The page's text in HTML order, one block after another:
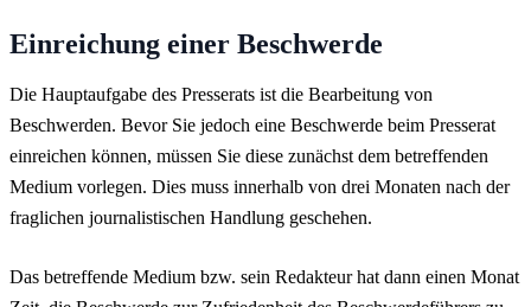
Einreichung einer Beschwerde
Die Hauptaufgabe des Presserats ist die Bearbeitung von
Beschwerden. Bevor Sie jedoch eine Beschwerde beim Presserat
einreichen können, müssen Sie diese zunächst dem betreffenden
Medium vorlegen. Dies muss innerhalb von drei Monaten nach der
fraglichen journalistischen Handlung geschehen.
Das betreffende Medium bzw. sein Redakteur hat dann einen Monat